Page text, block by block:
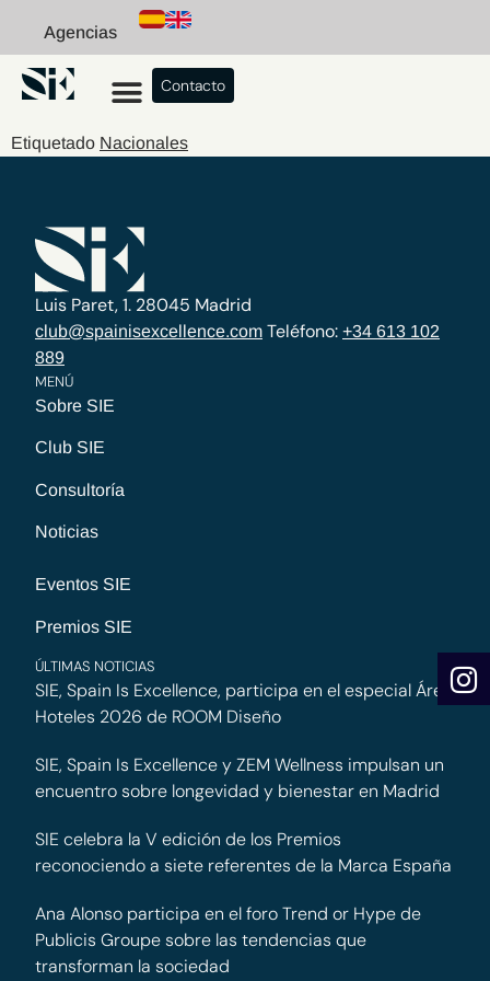
Agencias
Contacto
Etiquetado Nacionales
Luis Paret, 1. 28045 Madrid
club@spainisexcellence.com Teléfono: +34 613 102
889
MENÚ
Sobre SIE
Club SIE
Consultoría
Noticias
Eventos SIE
Premios SIE
ÚLTIMAS NOTICIAS
SIE, Spain Is Excellence, participa en el especial Área
Hoteles 2026 de ROOM Diseño
SIE, Spain Is Excellence y ZEM Wellness impulsan un
encuentro sobre longevidad y bienestar en Madrid
SIE celebra la V edición de los Premios
reconociendo a siete referentes de la Marca España
Ana Alonso participa en el foro Trend or Hype de
Publicis Groupe sobre las tendencias que
transforman la sociedad